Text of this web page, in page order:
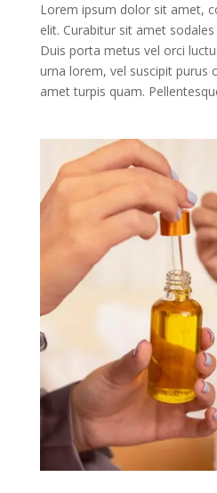
Lorem ipsum dolor sit amet,
elit. Curabitur sit amet
Duis porta metus vel orci
urna lorem, vel suscipit purus
amet turpis quam.